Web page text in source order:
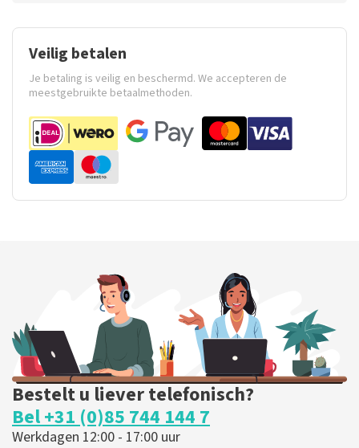
Veilig betalen
Je betaling is veilig en beschermd. We accepteren de
meestgebruikte betaalmethoden.
Bestelt u liever telefonisch?
Bel +31 (0)85 744 144 7
Werkdagen 12:00 - 17:00 uur